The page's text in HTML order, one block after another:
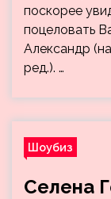
поскорее
поцеловать
Александр
ред.). …
Шоубиз
Селена